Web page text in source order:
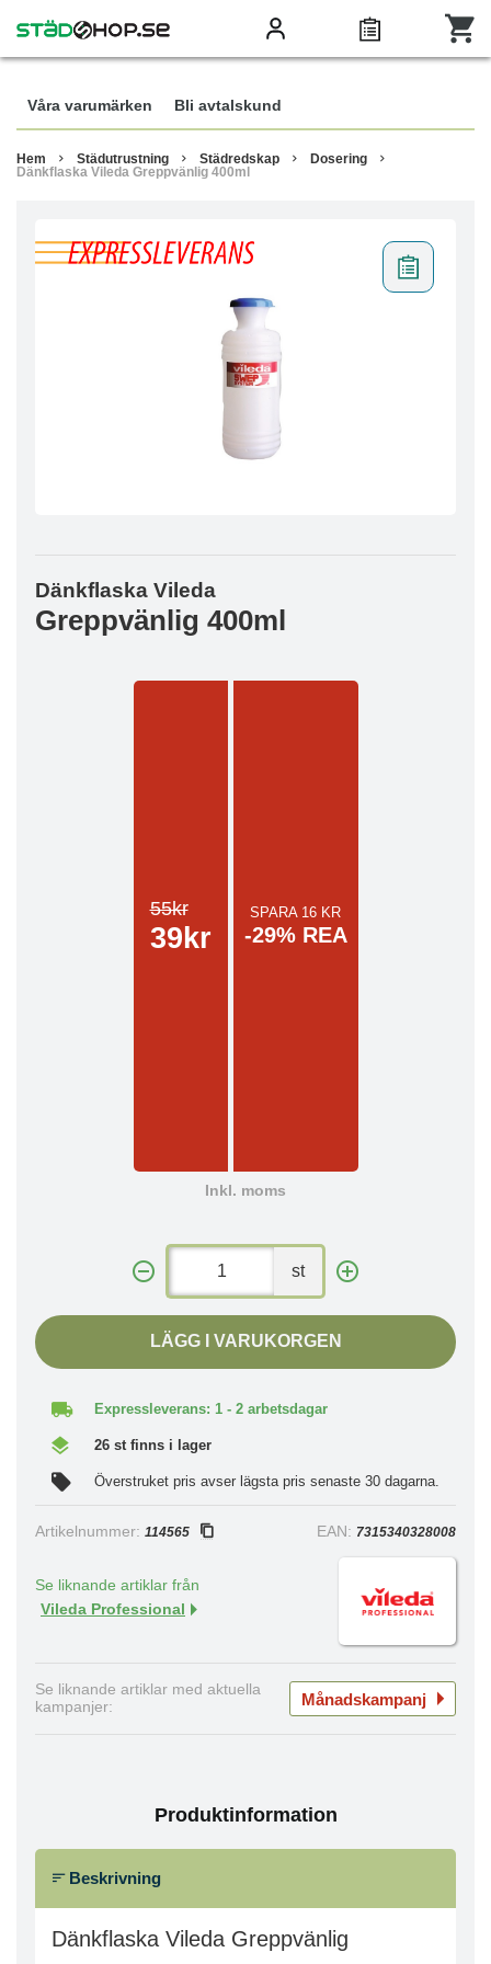
Våra varumärken Bli avtalskund
Hem Städutrustning Städredskap
Dosering
Dänkflaska Vileda Greppvänlig 400ml
Dänkflaska Vileda
Greppvänlig 400ml
55kr
39kr
SPARA 16 KR
-29% REA
Inkl. moms
st
LÄGG I VARUKORGEN
Expressleverans: 1 - 2 arbetsdagar
26 st finns i lager
Överstruket pris avser lägsta pris senaste 30 dagarna.
Artikelnummer: 114565 EAN: 7315340328008
Se liknande artiklar från
Vileda Professional
Se liknande artiklar med aktuella
kampanjer:
Månadskampanj
Produktinformation
Beskrivning
Dänkflaska Vileda Greppvänlig